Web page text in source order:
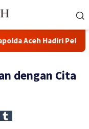
Aceh Hadiri
dengan Cita